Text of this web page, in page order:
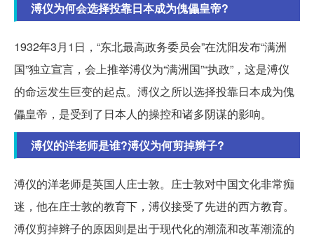
溥仪为何会选择投靠日本成为傀儡皇帝?
1932年3月1日，“东北最高政务委员会”在沈阳发布“满洲
国”独立宣言，会上推举溥仪为“满洲国”“执政”，这是溥仪
的命运发生巨变的起点。溥仪之所以选择投靠日本成为傀
儡皇帝，是受到了日本人的操控和诸多阴谋的影响。
溥仪的洋老师是谁?溥仪为何剪掉辫子?
溥仪的洋老师是英国人庄士敦。庄士敦对中国文化非常痴
迷，他在庄士敦的教育下，溥仪接受了先进的西方教育。
溥仪剪掉辫子的原因则是出于现代化的潮流和改革潮流的